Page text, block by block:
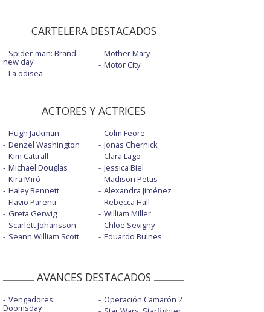
CARTELERA DESTACADOS
Spider-man: Brand
new day
La odisea
Mother Mary
Motor City
ACTORES Y ACTRICES
Hugh Jackman
Denzel Washington
Kim Cattrall
Michael Douglas
Kira Miró
Haley Bennett
Flavio Parenti
Greta Gerwig
Scarlett Johansson
Seann William Scott
Colm Feore
Jonas Chernick
Clara Lago
Jessica Biel
Madison Pettis
Alexandra Jiménez
Rebecca Hall
William Miller
Chloë Sevigny
Eduardo Bulnes
AVANCES DESTACADOS
Vengadores:
Doomsday
Operación Camarón 2